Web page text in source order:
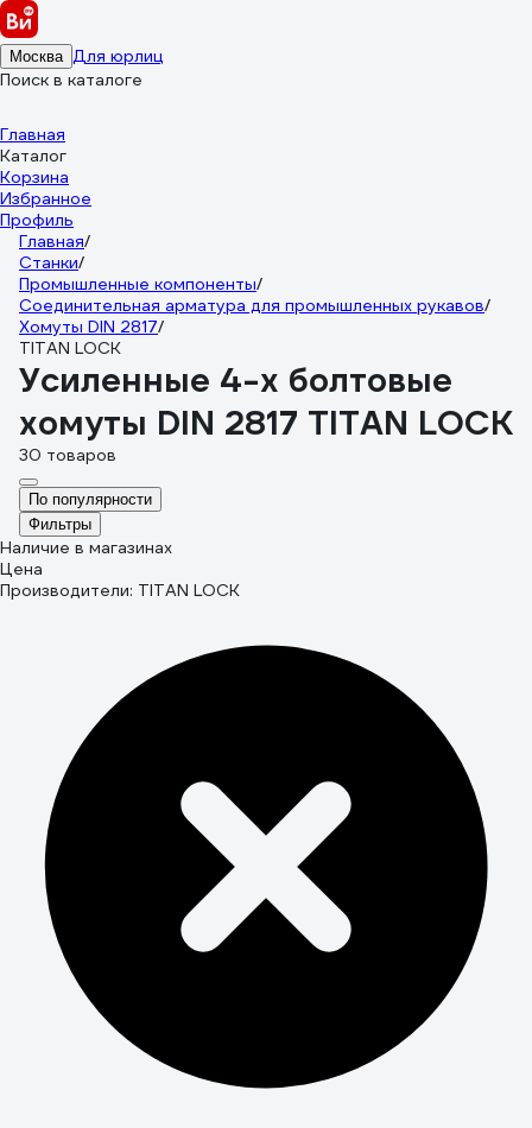
Москва Для юрлиц
Поиск в каталоге
Главная
Каталог
Корзина
Избранное
Профиль
Главная/
Станки/
Промышленные компоненты/
Соединительная арматура для промышленных рукавов/
Хомуты DIN 2817/
TITAN LOCK
Усиленные 4-х болтовые
хомуты DIN 2817 TITAN LOCK
30 товаров
По популярности
Фильтры
Наличие в магазинах
Цена
Производители: TITAN LOCK